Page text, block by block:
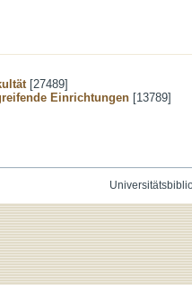
[27489]
Einrichtungen [13789]